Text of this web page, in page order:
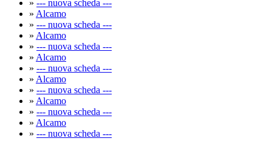
» --- nuova scheda ---
» Alcamo
» --- nuova scheda ---
» Alcamo
» --- nuova scheda ---
» Alcamo
» --- nuova scheda ---
» Alcamo
» --- nuova scheda ---
» Alcamo
» --- nuova scheda ---
» Alcamo
» --- nuova scheda ---